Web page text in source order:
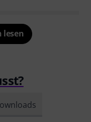
lesen